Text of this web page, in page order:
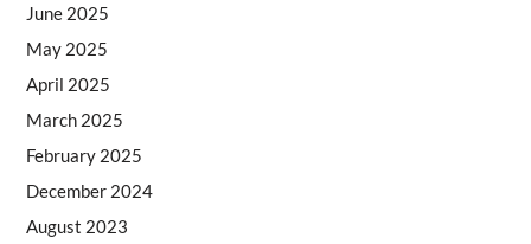
June 2025
May 2025
April 2025
March 2025
February 2025
December 2024
August 2023